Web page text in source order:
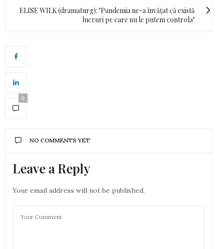
ELISE WILK (dramaturg): "Pandemia ne-a învățat că există
lucruri pe care nu le putem controla"
0
NO COMMENTS YET
Leave a Reply
Your email address will not be published.